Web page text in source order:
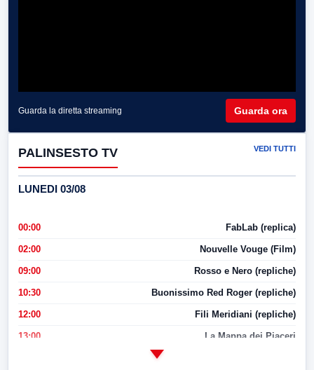
Guarda la diretta streaming Guarda ora
PALINSESTO TV VEDI TUTTI
LUNEDI 03/08
00:00 FabLab (replica)
02:00 Nouvelle Vouge (Film)
09:00 Rosso e Nero (repliche)
10:30 Buonissimo Red Roger (repliche)
12:00 Fili Meridiani (repliche)
13:00 La Mappa dei Piaceri